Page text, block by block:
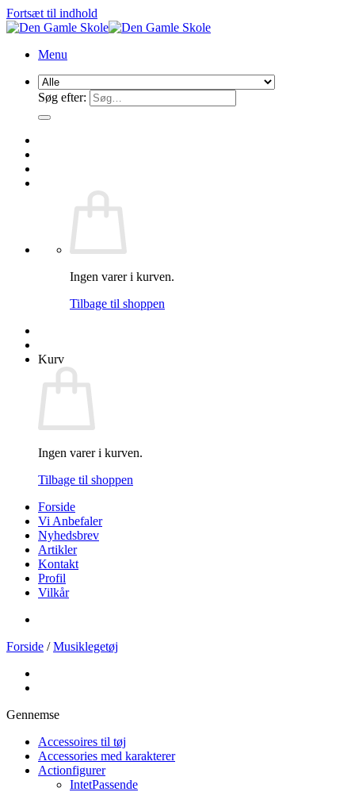
Fortsæt til indhold
Menu
Søg efter:
Ingen varer i kurven.
Tilbage til shoppen
Kurv
Ingen varer i kurven.
Tilbage til shoppen
Forside
Vi Anbefaler
Nyhedsbrev
Artikler
Kontakt
Profil
Vilkår
Forside / Musiklegetøj
Gennemse
Accessoires til tøj
Accessories med karakterer
Actionfigurer
IntetPassende